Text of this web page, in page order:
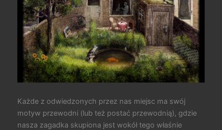
Każde z odwiedzonych przez nas miejsc ma swój
motyw przewodni (lub też postać przewodnią), gdzie
nasza zagadka skupiona jest wokół tego właśnie